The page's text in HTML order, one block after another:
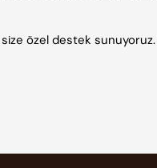
size özel destek